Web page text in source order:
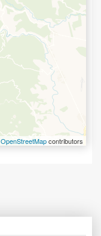
OpenStreetMapcontributors